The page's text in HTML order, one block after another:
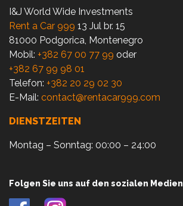
I&J World Wide Investments
Rent a Car 999 13 Jul br. 15
81000 Podgorica, Montenegro
Mobil: +382 67 00 77 99 oder
+382 67 99 98 01
Telefon: +382 20 29 02 30
E-Mail: contact@rentacar999.com
DIENSTZEITEN
Montag – Sonntag: 00:00 – 24:00
Folgen Sie uns auf den sozialen Medien